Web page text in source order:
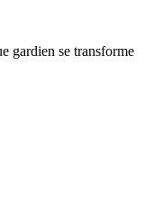
gardien se transforme